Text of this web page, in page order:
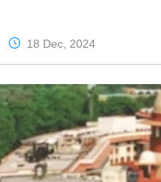
18 Dec, 2024